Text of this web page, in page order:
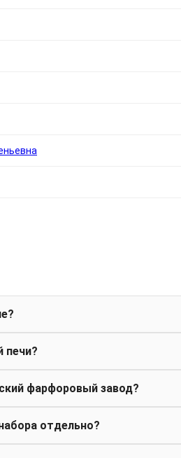
печи?
фарфоровый завод?
отдельно?